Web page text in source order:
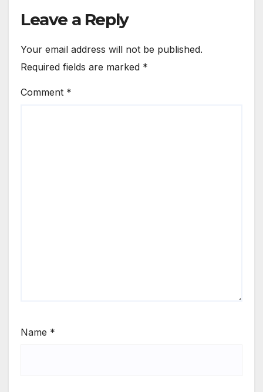
Leave a Reply
Your email address will not be published.
Required fields are marked *
Comment *
Name *